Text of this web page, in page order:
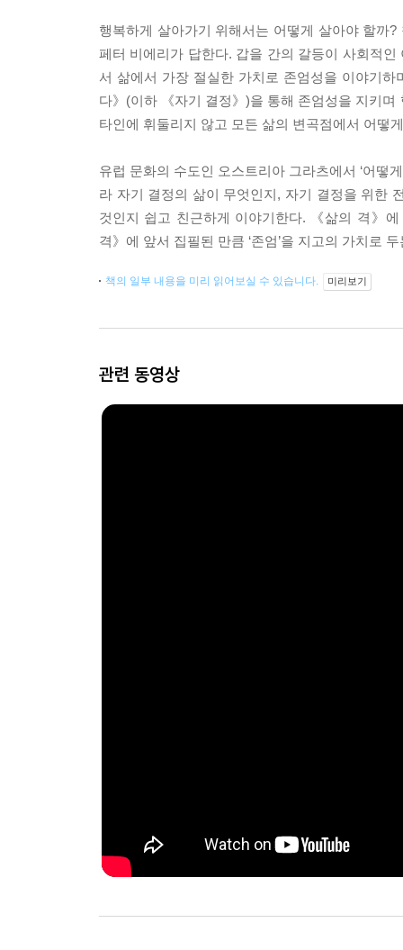
행복하게 살아가기 위해서는 어떻게 살아야 할까
페터 비에리가 답한다. 갑을 간의 갈등이 사회적
서 삶에서 가장 절실한 가치로 존엄성을 이야기
다》(이하 《자기 결정》)을 통해 존엄성을 지키며
타인에 휘둘리지 않고 모든 삶의 변곡점에서 어떻
유럽 문화의 수도인 오스트리아 그라츠에서 ‘어떻
라 자기 결정의 삶이 무엇인지, 자기 결정을 위한
것인지 쉽고 친근하게 이야기한다. 《삶의 격》
격》에 앞서 집필된 만큼 ‘존엄’을 지고의 가치로
책의 일부 내용을 미리 읽어보실 수 있습니다. 미리보기
관련 동영상